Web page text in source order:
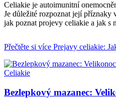
Celiakie je autoimunitní
Je důležité rozpoznat její příznaky
jak poznat projevy celiakie a jak s
Přečtěte si více Prejavy celiakie:
Celiakie
Bezlepkový mazanec: